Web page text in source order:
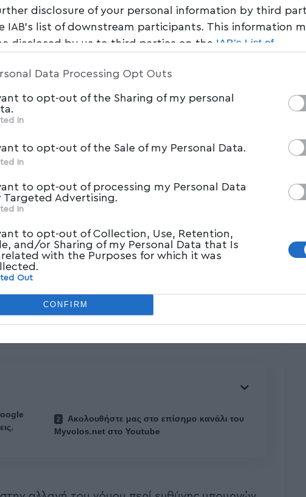
disclosure of your personal information by third
IAB’s list of downstream participants. This information
disclosed by us to third parties on the IAB’s List of
Data Processing Opt Outs
to opt-out of the Sharing of my personal
In
to opt-out of the Sale of my Personal Data.
In
to opt-out of processing my Personal Data
Targeted Advertising.
In
to opt-out of Collection, Use, Retention,
and/or Sharing of my Personal Data that Is
with the Purposes for which it was
Out
CONFIRM
του ΣΥΡΙΖΑ και πρώην υπουργό Νίκο
κατά την συζήτηση για τη σύσταση Ειδικής
διενέργεια προκαταρκτικής εξέτασης για την
Ακολουθήστε μας στο επίσημο κανάλι του
Myvolos.net στο Youtube